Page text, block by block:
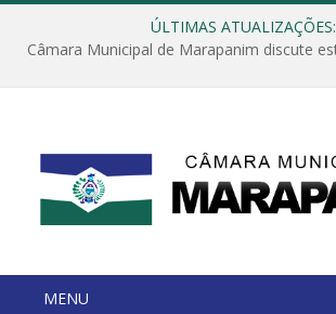
ÚLTIMAS ATUALIZAÇÕES:
MENU